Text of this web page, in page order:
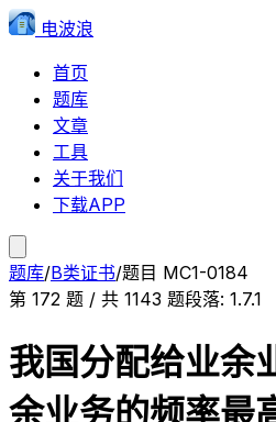
电波浪
首页
题库
文章
工具
关于我们
下载APP
题库/B类证书/题目 MC1-0184
第 172 题 / 共 1143 题段落: 1.7.1
我国分配给业余
余业务的频率最